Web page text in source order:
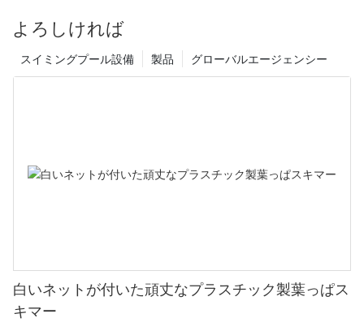
よろしければ
グローバルエージェンシー
製品
スイミングプール設備
白いネットが付いた頑丈なプラスチック製葉っぱス
キマー